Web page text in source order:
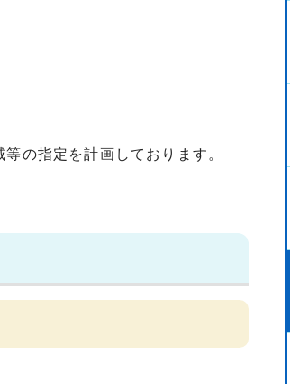
の指定を計画しております。